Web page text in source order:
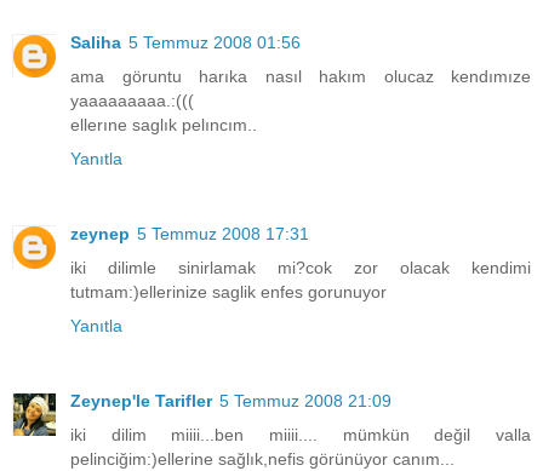
Saliha 5 Temmuz 2008 01:56
ama göruntu harıka nasıl hakım olucaz kendımıze
yaaaaaaaaa.:(((
ellerıne saglık pelıncım..
Yanıtla
zeynep 5 Temmuz 2008 17:31
iki dilimle sinirlamak mi?cok zor olacak kendimi
tutmam:)ellerinize saglik enfes gorunuyor
Yanıtla
Zeynep'le Tarifler 5 Temmuz 2008 21:09
iki dilim miiii...ben miiii.... mümkün değil valla
pelinciğim:)ellerine sağlık,nefis görünüyor canım...